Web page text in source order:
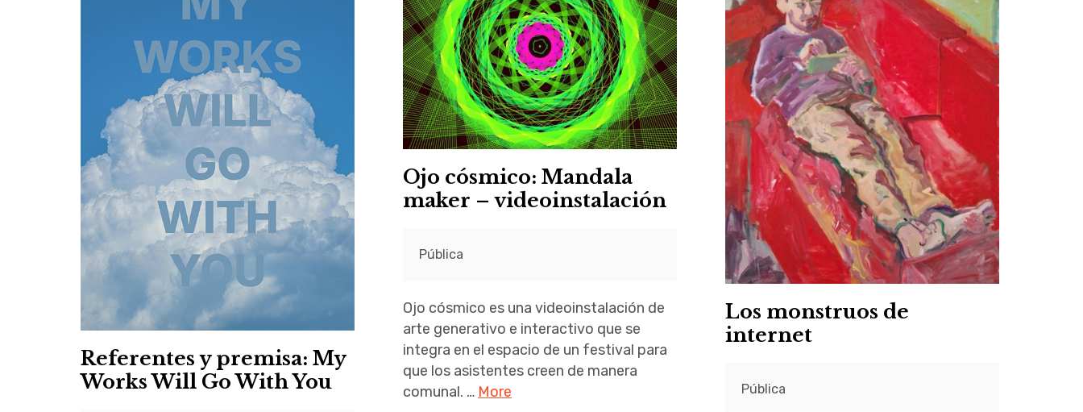
Referentes y premisa: My
Works Will Go With You
Ojo cósmico: Mandala
maker – videoinstalación
Pública
Ojo cósmico es una videoinstalación de
arte generativo e interactivo que se
integra en el espacio de un festival para
que los asistentes creen de manera
comunal. … More
Los monstruos de
internet
Pública